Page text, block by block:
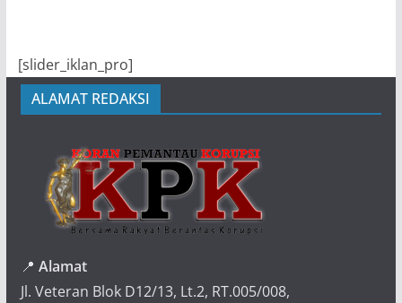
[slider_iklan_pro]
ALAMAT REDAKSI
📍 Alamat
Jl. Veteran Blok D12/13, Lt.2, RT.005/008,